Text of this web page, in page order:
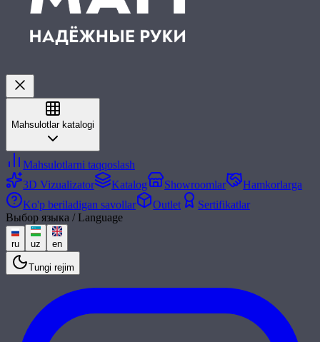
Mahsulotlar katalogi
Mahsulotlarni taqqoslash
3D Vizualizator
Katalog Showroomlar
Hamkorlarga
Ko'p beriladigan savollar
Outlet
Sertifikatlar
Выбор языка / Language
ru uz en
Tungi rejim